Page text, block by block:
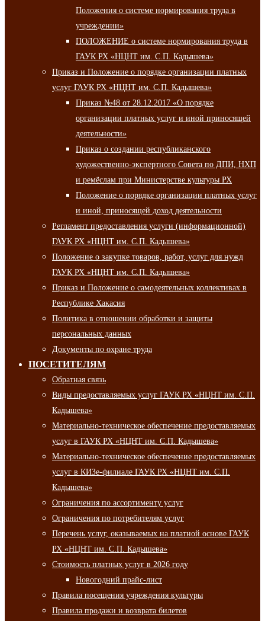
Положения о системе нормирования труда в
учреждении»
ПОЛОЖЕНИЕ о системе нормирования труда в
ГАУК РХ «НЦНТ им. С.П. Кадышева»
Приказ и Положение о порядке организации платных
услуг ГАУК РХ «НЦНТ им. С.П. Кадышева»
Приказ №48 от 28.12.2017 «О порядке
организации платных услуг и иной приносящей
деятельности»
Приказ о создании республиканского
художественно-экспертного Совета по ДПИ, НХП
и ремёслам при Министерстве культуры РХ
Положение о порядке организации платных услуг
и иной, приносящей доход деятельности
Регламент предоставления услуги (информационной)
ГАУК РХ «НЦНТ им. С.П. Кадышева»
Положение о закупке товаров, работ, услуг для нужд
ГАУК РХ «НЦНТ им. С.П. Кадышева»
Приказ и Положение о самодеятельных коллективах в
Республике Хакасия
Политика в отношении обработки и защиты
персональных данных
Документы по охране труда
ПОСЕТИТЕЛЯМ
Обратная связь
Виды предоставляемых услуг ГАУК РХ «НЦНТ им. С.П.
Кадышева»
Материально-техническое обеспечение предоставляемых
услуг в ГАУК РХ «НЦНТ им. С.П. Кадышева»
Материально-техническое обеспечение предоставляемых
услуг в КИЗе-филиале ГАУК РХ «НЦНТ им. С.П.
Кадышева»
Ограничения по ассортименту услуг
Ограничения по потребителям услуг
Перечень услуг, оказываемых на платной основе ГАУК
РХ «НЦНТ им. С.П. Кадышева»
Стоимость платных услуг в 2026 году
Новогодний прайс-лист
Правила посещения учреждения культуры
Правила продажи и возврата билетов